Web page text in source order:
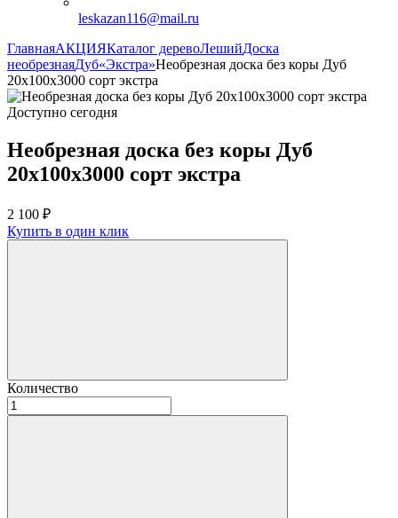
leskazan116@mail.ru
ГлавнаяАКЦИЯКаталог деревоЛешийДоска
необрезнаяДуб«Экстра»Необрезная доска без коры Дуб
20х100х3000 сорт экстра
Доступно сегодня
Необрезная доска без коры Дуб
20х100х3000 сорт экстра
2 100 ₽
Купить в один клик
Количество
Количество
товара